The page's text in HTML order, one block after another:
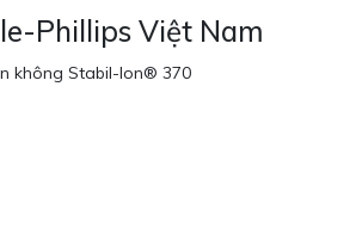
Phillips Việt Nam
không Stabil-Ion® 370